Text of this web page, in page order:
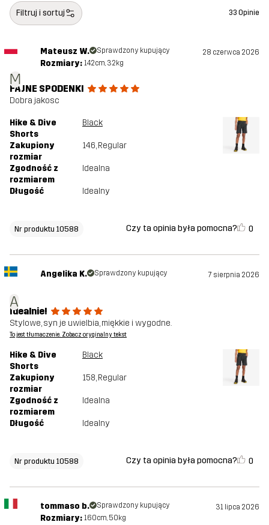
Filtruj i sortuj 33 Opinie
M
Mateusz W. Sprawdzony kupujący 28 czerwca 2026
Rozmiary: 142cm, 32kg
FAJNE SPODENKI
Dobra jakosc
Hike & Dive
Shorts
Black
Zakupiony
rozmiar
146, Regular
Zgodność z
rozmiarem
Idealna
Długość Idealny
Nr produktu 10588 Czy ta opinia była pomocna? 0
A
Angelika K. Sprawdzony kupujący 7 sierpnia 2026
Idealnie!
Stylowe, syn je uwielbia, miękkie i wygodne.
To jest tłumaczenie. Zobacz oryginalny tekst
Hike & Dive
Shorts
Black
Zakupiony
rozmiar
158, Regular
Zgodność z
rozmiarem
Idealna
Długość Idealny
Nr produktu 10588 Czy ta opinia była pomocna? 0
tommaso b. Sprawdzony kupujący 31 lipca 2026
Rozmiary: 160cm, 50kg